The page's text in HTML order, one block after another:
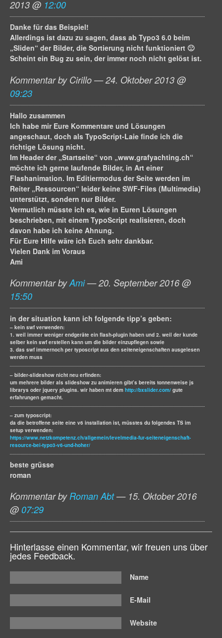
2013 @ 12:00
Danke für das Beispiel!
Allerdings ist dazu zu sagen, dass ab Typo3 6.0 beim
„Sliden“ der Bilder, die Sortierung nicht funktioniert 🙁
Scheint ein Bug zu sein, der immer noch nicht gelöst ist.
Kommentar by Cirillo — 24. Oktober 2013 @
09:23
Hallo zusammen
Ich habe mir Eure Kommentare und Lösungen
angeschaut, doch als TypoScript-Laie finde ich die
richtige Lösung nicht.
Im Header der „Startseite“ von „www.grafyachting.ch“
möchte ich gerne laufende Bilder, in Art einer
Flashanimation. Im Editiermodus der Seite werden im
Reiter „Ressourcen“ leider keine SWF-Files (Multimedia)
unterstützt, sondern nur Bilder.
Vermutlich müsste ich es, wie in Euren Lösungen
beschrieben, mit einem TypoScript realisieren, doch
davon habe ich keine Ahnung.
Für Eure Hilfe wäre ich Euch sehr dankbar.
Vielen Dank im Voraus
Ami
Kommentar byAmi— 20. September 2016 @
15:50
in der situation kann ich folgende tipp’s geben:
– kein swf verwenden:
1. weil immer weniger endgeräte ein flash-plugin haben und 2. weil der kunde
selber kein swf erstellen kann um die bilder einzupflegen sowie
3. das swf immernoch per typoscript aus den seiteneigenschaften ausgelesen
werden muss
– bilder-slideshow nicht neu erfinden:
um mehrere bilder als slideshow zu animieren gibt’s bereits tonnenweise js
librarys oder jquery plugins. wir haben mt dem http://bxslider.com/ gute
erfahrungen gemacht.
– zum typoscript:
da die betroffene seite eine v6 installation ist, müsstes du folgendes TS im
setup verwenden:
https://www.netzkompetenz.ch/allgemein/levelmedia-fur-seiteneigenschaft-
resource-bei-typo3-v6-und-hoher/
beste grüsse
roman
Kommentar by Roman Abt— 15. Oktober 2016
@ 07:29
Hinterlasse einen Kommentar, wir freuen uns über
jedes Feedback.
Name
E-Mail
Website